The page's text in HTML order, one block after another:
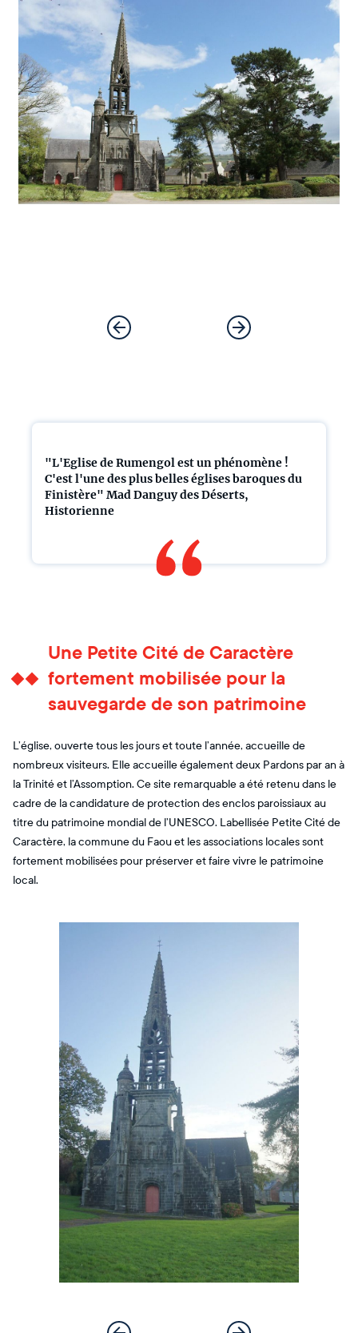
"L'Eglise de Rumengol est un phénomène !
C'est l'une des plus belles églises baroques du
Finistère" Mad Danguy des Déserts,
Historienne
Une Petite Cité de Caractère
fortement mobilisée pour la
sauvegarde de son patrimoine
L’église, ouverte tous les jours et toute l’année, accueille de
nombreux visiteurs. Elle accueille également deux Pardons par an à
la Trinité et l’Assomption. Ce site remarquable a été retenu dans le
cadre de la candidature de protection des enclos paroissiaux au
titre du patrimoine mondial de l’UNESCO. Labellisée Petite Cité de
Caractère, la commune du Faou et les associations locales sont
fortement mobilisées pour préserver et faire vivre le patrimoine
local.